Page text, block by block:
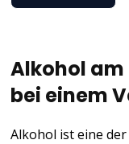
Alkohol am
bei einem
Alkohol ist eine